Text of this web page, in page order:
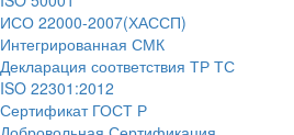
ИСО 22000-2007(ХАССП)
Интегрированная СМК
Декларация соответствия ТР ТС
ISO 22301:2012
Сертификат ГОСТ Р